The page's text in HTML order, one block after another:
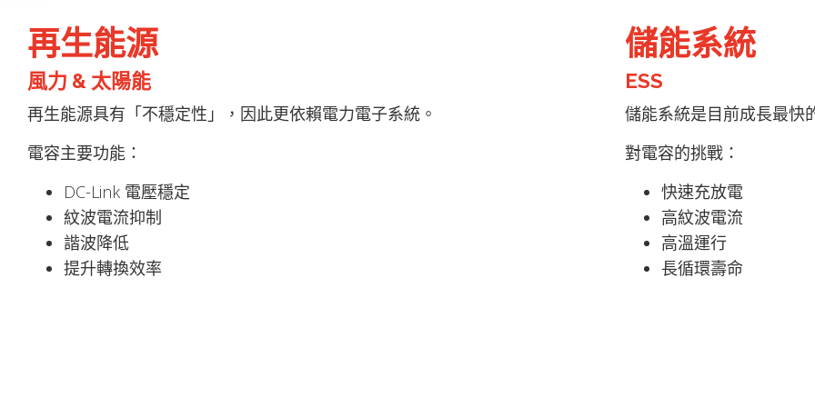
再生能源
風力 & 太陽能
再生能源具有「不穩定性」，因此更依賴電力電子系統。
電容主要功能：
DC-Link 電壓穩定
紋波電流抑制
諧波降低
提升轉換效率
儲能系統
ESS
儲能系統是目前成長最快
對電容的挑戰：
快速充放電
高紋波電流
高溫運行
長循環壽命